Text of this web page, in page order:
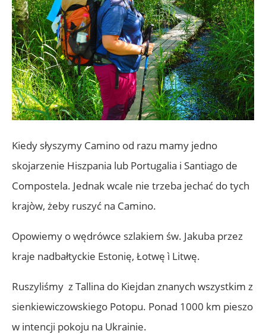
Kiedy słyszymy Camino od razu mamy jedno
skojarzenie Hiszpania lub Portugalia i Santiago de
Compostela. Jednak wcale nie trzeba jechać do tych
krajòw, żeby ruszyć na Camino.
Opowiemy o wędrówce szlakiem św. Jakuba przez
kraje nadbałtyckie Estonię, Łotwę ì Litwę.
Ruszyliśmy z Tallina do Kiejdan znanych wszystkim z
sienkiewiczowskiego Potopu. Ponad 1000 km pieszo
w intencji pokoju na Ukrainie.